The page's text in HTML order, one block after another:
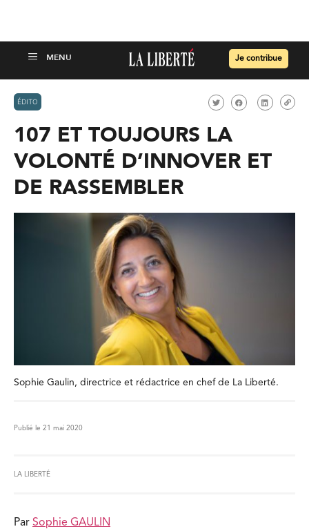
Je contribue
ÉDITO
107 ET TOUJOURS LA
VOLONTÉ D’INNOVER ET
DE RASSEMBLER
Sophie Gaulin, directrice et rédactrice en chef de La Liberté.
Publié le 21 mai 2020
LA LIBERTÉ
Par Sophie GAULIN